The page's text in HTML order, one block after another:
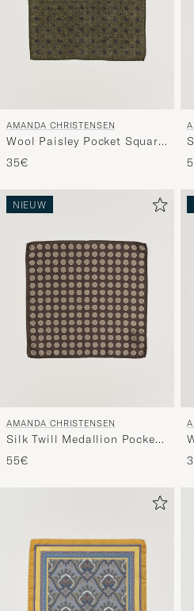
AMANDA CHRISTENSEN
Wool Paisley Pocket Square
Green
35€
NIEUW
AMANDA CHRISTENSEN
Silk Twill Medallion Pocket
Square Brown
55€